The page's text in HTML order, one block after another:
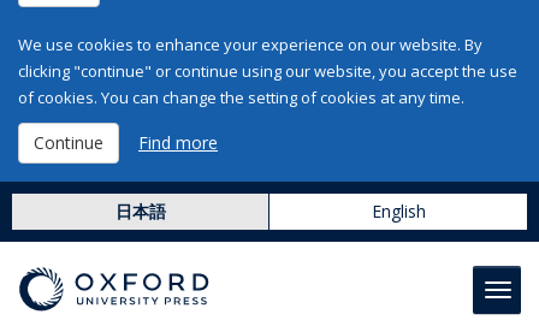
We use cookies to enhance your experience on our website. By
clicking "continue" or continue using our website, you accept the use
of cookies. You can change the setting of cookies at any time.
Continue Find more
日本語 English